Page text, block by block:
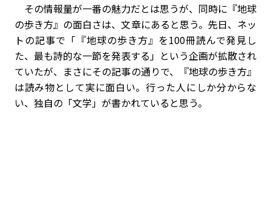
その情報量が一番の魅力だとは思うが、同時に『地球
の歩き方』の面白さは、文章にあると思う。先日、ネッ
トの記事で「『地球の歩き方』を100冊読んで発見し
た、最も詩的な一節を発表する」という企画が拡散され
ていたが、まさにその記事の通りで、『地球の歩き方』
は読み物として実に面白い。行った人にしか分からな
い、独自の「文学」が書かれていると思う。